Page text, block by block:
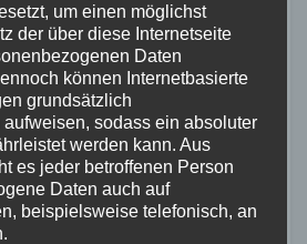
können
sein.
finden Sie unter:
de/aufgaben/pra
aktuelle-
um einen möglichst
der über diese Internetseite
Daten
können Internetbasierte
grundsätzlich
sodass ein absoluter
werden kann. Aus
es jeder betroffenen Person
Daten auch auf
beispielsweise telefonisch, an